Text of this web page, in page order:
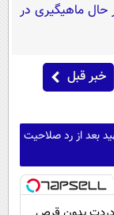
حال ماهیگیری در
خبر قبل
بعد از رد صلاحیت